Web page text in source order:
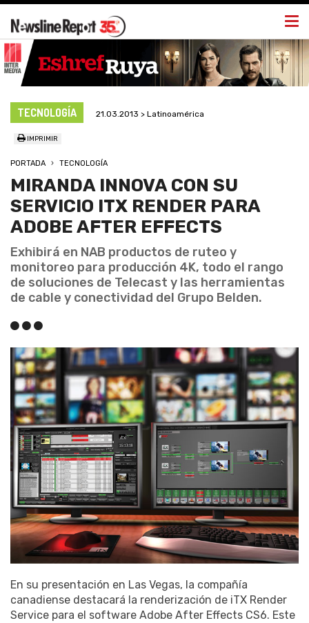
TECNOLOGÍA 21.03.2013 > Latinoamérica
IMPRIMIR
PORTADA TECNOLOGÍA
MIRANDA INNOVA CON SU
SERVICIO ITX RENDER PARA
ADOBE AFTER EFFECTS
Exhibirá en NAB productos de ruteo y
monitoreo para producción 4K, todo el rango
de soluciones de Telecast y las herramientas
de cable y conectividad del Grupo Belden.
En su presentación en Las Vegas, la compañía
canadiense destacará la renderización de iTX Render
Service para el software Adobe After Effects CS6. Este